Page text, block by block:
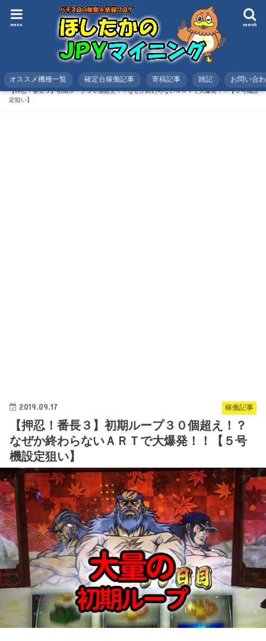
search
menu
オススメ機種一覧 確定台稼働記事 寄稿記事 雑記 お問い合
HOME スロット
稼働記事
【押忍！番長３】初期ループ３０個超え！？なぜか終わらないＡＲＴで大爆発！！【５号機設
定狙い】
稼働記事
2019.09.17
【押忍！番長３】初期ループ３０個超え！？
なぜか終わらないＡＲＴで大爆発！！【５号
機設定狙い】